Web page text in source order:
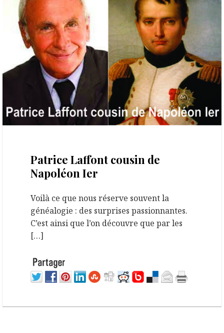
Patrice Laffont cousin de
Napoléon Ier
Voilà ce que nous réserve souvent la
généalogie : des surprises passionnantes.
C’est ainsi que l’on découvre que par les
[…]